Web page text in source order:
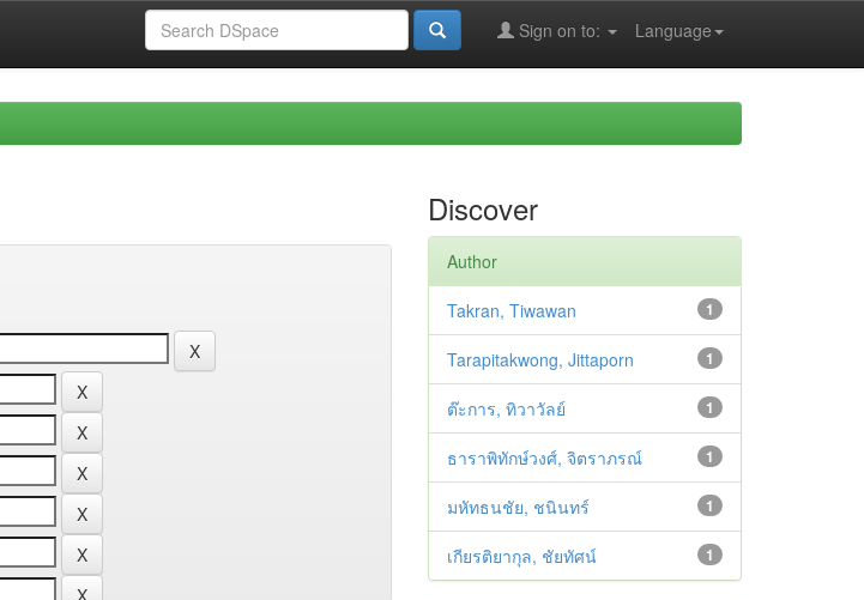
Language
Sign on to:
Discover
Author
1
Takran, Tiwawan
1
Tarapitakwong, Jittaporn
1
ต๊ะการ, ทิวาวัลย์
1
ธาราพิทักษ์วงศ์, จิตราภรณ์
1
มหัทธนชัย, ชนินทร์
1
เกียรติยากุล, ชัยทัศน์